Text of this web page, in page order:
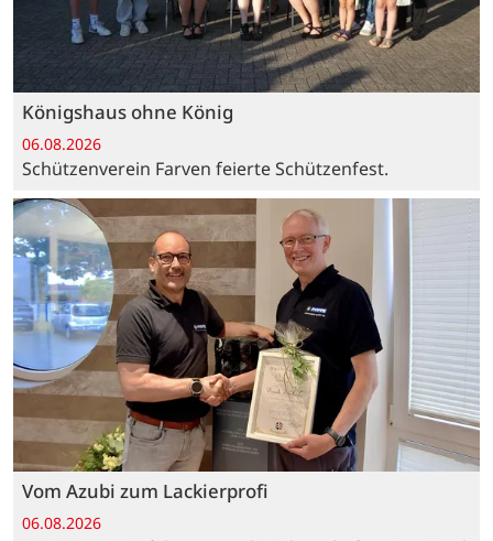
Königshaus ohne König
06.08.2026
Schützenverein Farven feierte Schützenfest.
Vom Azubi zum Lackierprofi
06.08.2026